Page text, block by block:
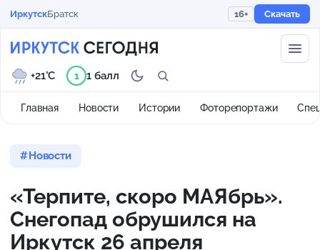
ИркутскБратск 16+ Скачать
Главная Новости Истории Фоторепортажи
+21°C 1 1 балл
Новости
«Терпите, скоро МАЯбрь».
Снегопад обрушился на
Иркутск 26 апреля